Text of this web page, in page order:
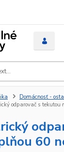
Domácnosť -
odparovač s tekutou
60